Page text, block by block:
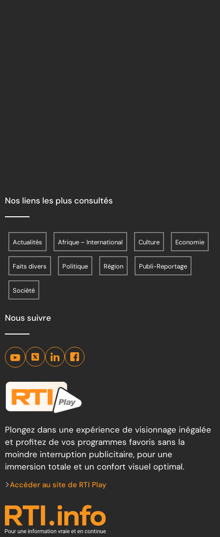
Nos liens les plus consultés
Actualités Afrique – International Culture Economie
Faits divers Politique Région Publi-Reportage
Société
Nous suivre
Plongez dans une expérience de visionnage inégalée
et profitez de vos programmes favoris sans la
moindre interruption publicitaire, pour une
immersion totale et un confort visuel optimal.
Accéder au site de RTI Play